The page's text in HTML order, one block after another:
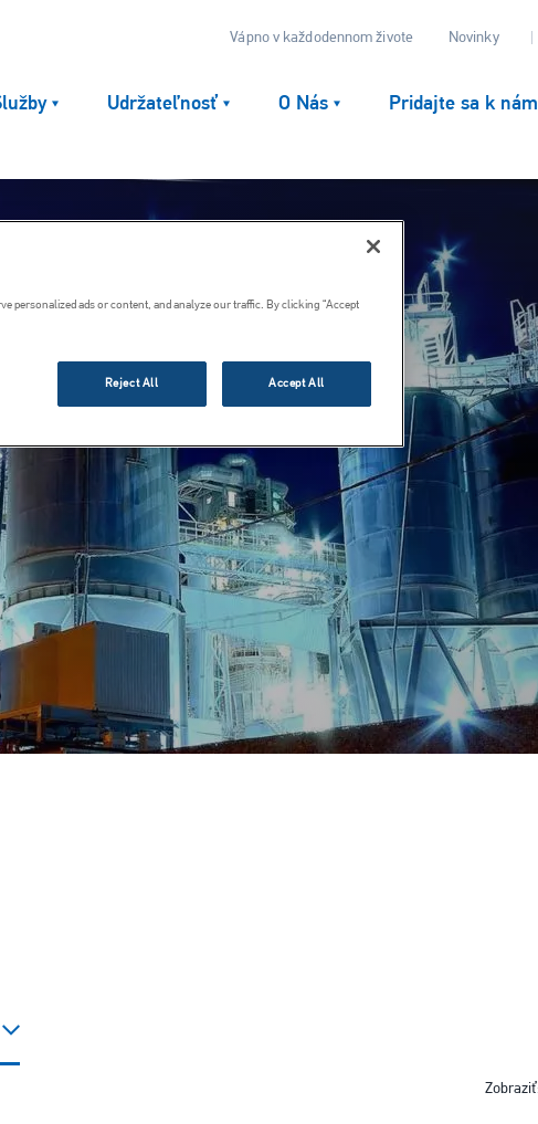
Vápno v každodennom živote Novinky
Udržateľnosť O Nás Pridajte sa k nám
Zobraziť
personalized ads or content, and analyze our traffic. By clicking “Accept
Reject All Accept All